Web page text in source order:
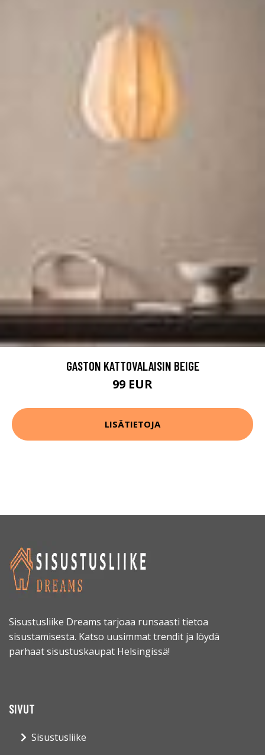
GASTON KATTOVALAISIN BEIGE
99 EUR
LISÄTIETOJA
Sisustusliike Dreams tarjoaa runsaasti tietoa
sisustamisesta. Katso uusimmat trendit ja löydä
parhaat sisustuskaupat Helsingissä!
SIVUT
Sisustusliike